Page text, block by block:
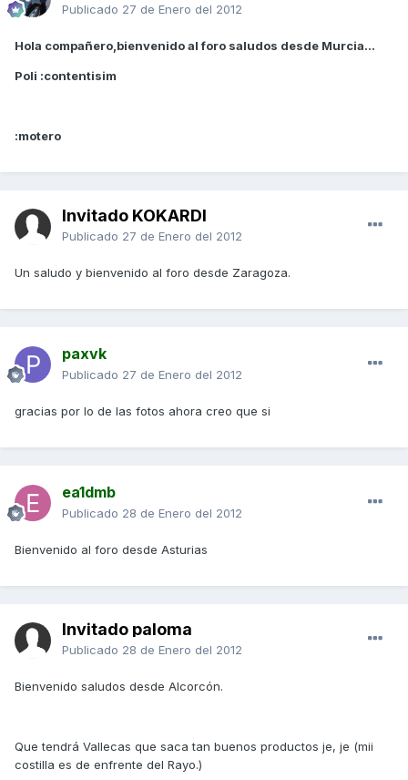
Publicado 27 de Enero del 2012
Hola compañero,bienvenido al foro saludos desde Murcia...
Poli :contentisim
:motero
Invitado KOKARDI
Publicado 27 de Enero del 2012
Un saludo y bienvenido al foro desde Zaragoza.
paxvk
Publicado 27 de Enero del 2012
gracias por lo de las fotos ahora creo que si
ea1dmb
Publicado 28 de Enero del 2012
Bienvenido al foro desde Asturias
Invitado paloma
Publicado 28 de Enero del 2012
Bienvenido saludos desde Alcorcón.
Que tendrá Vallecas que saca tan buenos productos je, je (mii
costilla es de enfrente del Rayo.)